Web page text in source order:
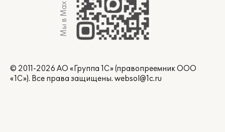
Мы в Max
© 2011-2026 АО «Группа 1С» (правопреемник ООО
«1С»). Все права защищены. websol@1c.ru